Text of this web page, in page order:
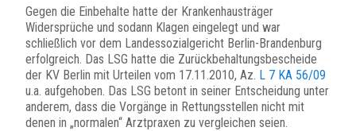
Gegen die Einbehalte hatte der Krankenhausträger
Widersprüche und sodann Klagen eingelegt und war
schließlich vor dem Landessozialgericht Berlin-Brandenburg
erfolgreich. Das LSG hatte die Zurückbehaltungsbescheide
der KV Berlin mit Urteilen vom 17.11.2010, Az. L 7 KA 56/09
u.a. aufgehoben. Das LSG betont in seiner Entscheidung unter
anderem, dass die Vorgänge in Rettungsstellen nicht mit
denen in „normalen“ Arztpraxen zu vergleichen seien.